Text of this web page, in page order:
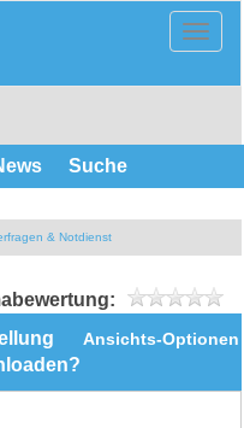
Suche
& Notdienst
Ansichts-Optionen